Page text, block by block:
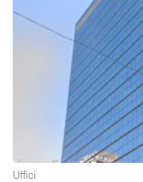
Servizio
fotografico
Conferenza
Tipo di spazio
Acquista Condividi
Uffici